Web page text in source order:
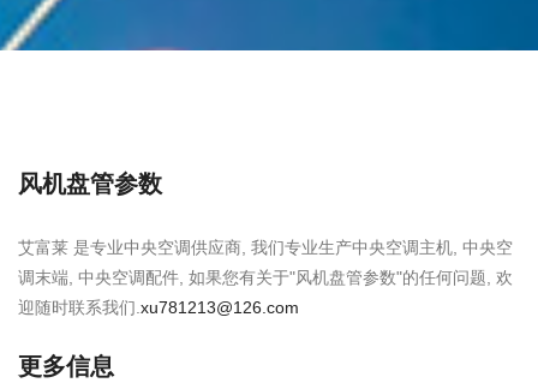
风机盘管参数
艾富莱 是专业中央空调供应商, 我们专业生产中央空调主机, 中央空
调末端, 中央空调配件, 如果您有关于"风机盘管参数"的任何问题, 欢
迎随时联系我们. xu781213@126.com
更多信息